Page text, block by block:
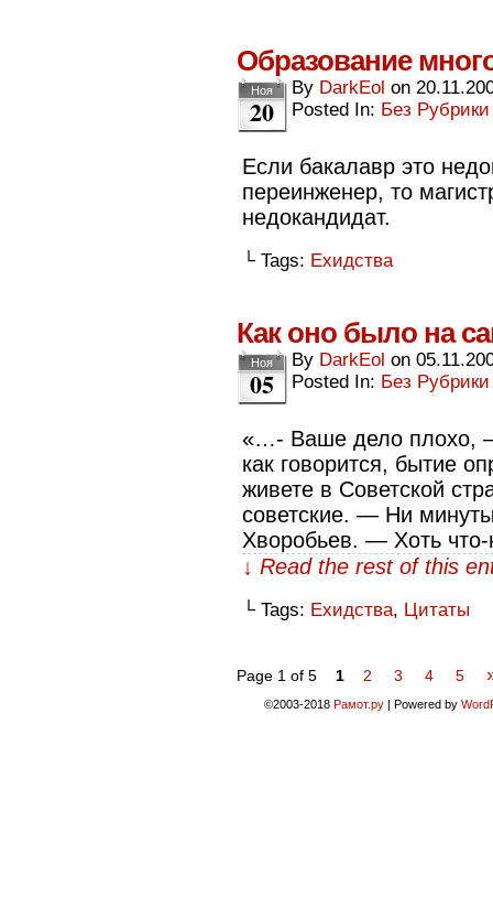
Образование
Ноя
20
By DarkEol on
Posted In: Без Рубрики
Если бакалавр это
переинженер, то
недокандидат.
└ Tags: Ехидства
Как оно было на
Ноя
05
By DarkEol on
Posted In: Без Рубрики
«…- Ваше дело плохо,
как говорится, бытие
живете в Советской
советские. — Ни
Хворобьев. — Хоть
↓ Read the rest of this
└ Tags: Ехидства, Цитаты
Page 1 of 5 1 2 3 4 5
©2003-2018 Рамот.ру | Powered by